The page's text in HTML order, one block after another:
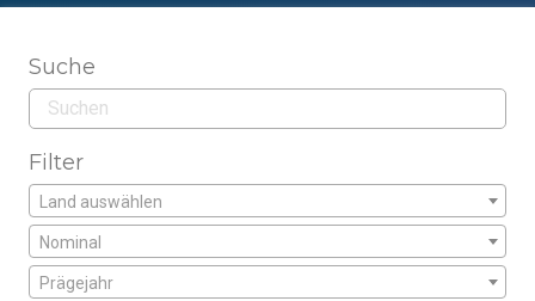
Suche
Filter
Land auswählen
Nominal
Prägejahr